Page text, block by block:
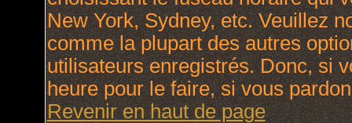
New York, Sydney, etc. Veuillez
comme la plupart des autres
utilisateurs enregistrés. Donc, si
heure pour le faire, si vous
Revenir en haut de page